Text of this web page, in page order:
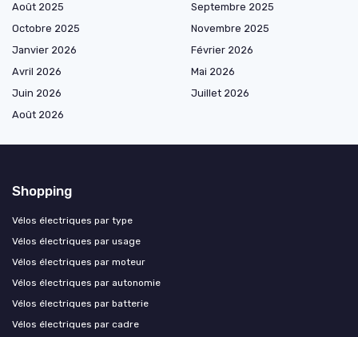
Août 2025
Septembre 2025
Octobre 2025
Novembre 2025
Janvier 2026
Février 2026
Avril 2026
Mai 2026
Juin 2026
Juillet 2026
Août 2026
Shopping
Vélos électriques par type
Vélos électriques par usage
Vélos électriques par moteur
Vélos électriques par autonomie
Vélos électriques par batterie
Vélos électriques par cadre